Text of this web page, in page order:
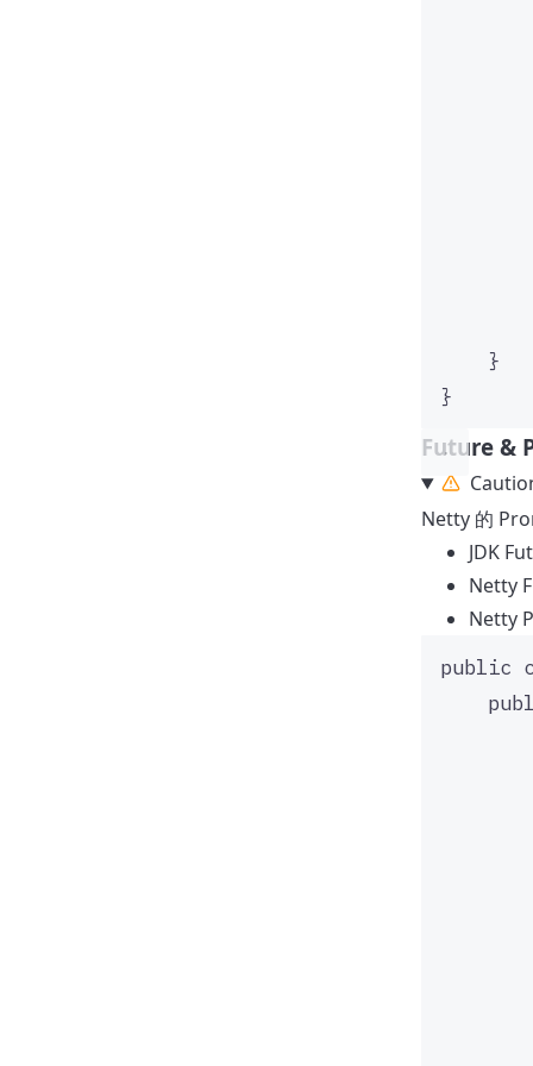
}
}
Future &
Netty 的
JDK
Netty
Netty
public